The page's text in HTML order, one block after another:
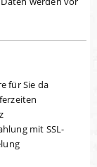
für Sie da
mit SSL-